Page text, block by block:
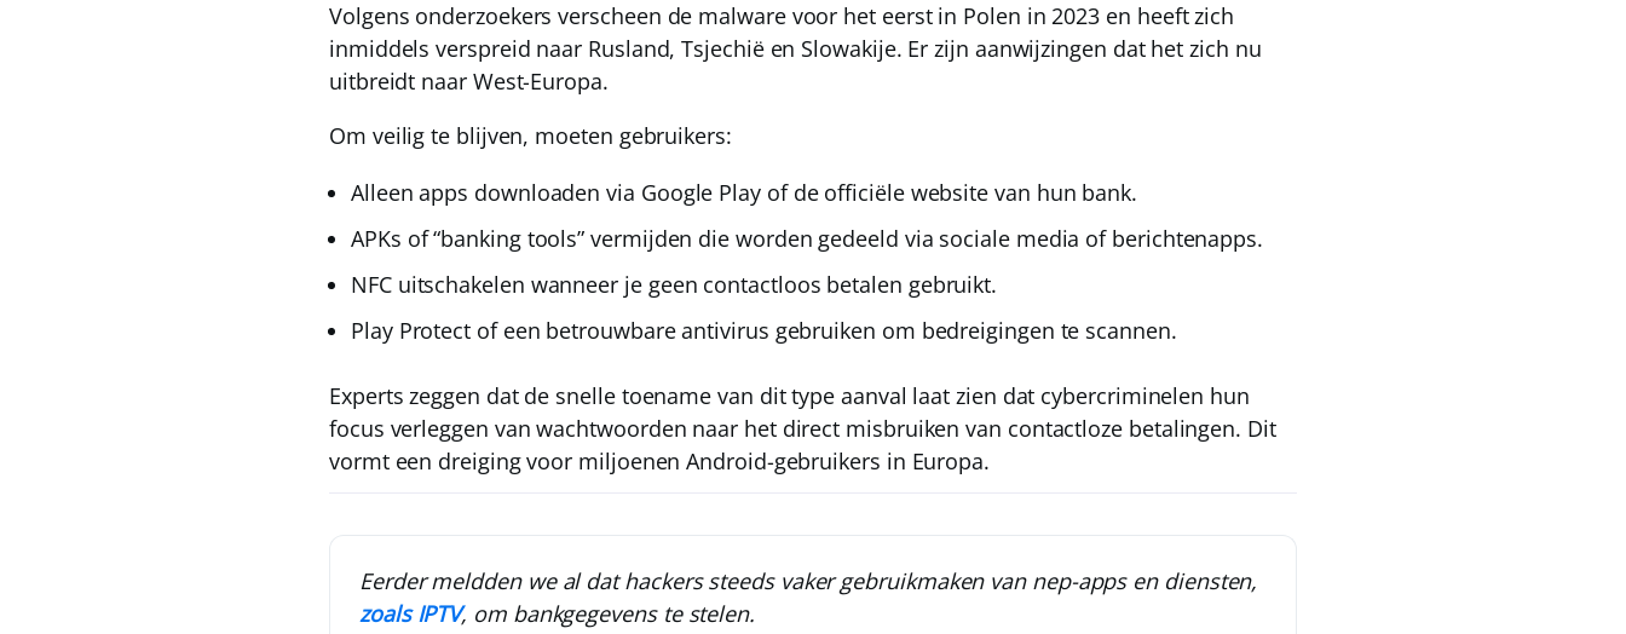
Volgens onderzoekers verscheen de malware voor het eerst in Polen in 2023 en heeft zich
inmiddels verspreid naar Rusland, Tsjechië en Slowakije. Er zijn aanwijzingen dat het zich nu
uitbreidt naar West-Europa.
Om veilig te blijven, moeten gebruikers:
Alleen apps downloadenvia Google Playof de officiële website van hun bank.
APKs of “banking tools” vermijden die worden gedeeld via sociale media of berichtenapps.
NFC uitschakelen wanneer je geen contactloos betalen gebruikt.
Play Protect of een betrouwbare antivirus gebruiken om bedreigingen te scannen.
Experts zeggen dat de snelle toename van dit type aanval laat zien dat cybercriminelen hun
focus verleggen van wachtwoorden naar het direct misbruiken van contactloze betalingen. Dit
vormt een dreiging voor miljoenen Android-gebruikers in Europa.
Eerder meldden we al dat hackers steeds vaker gebruikmaken van nep-apps en diensten,
zoals IPTV, om bankgegevens te stelen.